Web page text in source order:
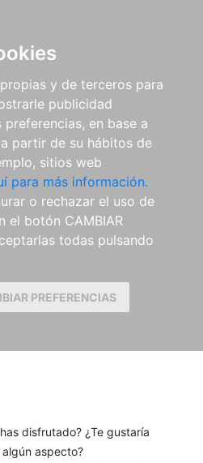
y de terceros para
publicidad
en base a
partir de su hábitos de
sitios web
para más información.
o rechazar el uso de
el botón CAMBIAR
todas pulsando
PREFERENCIAS
disfrutado? ¿Te gustaría
aspecto?